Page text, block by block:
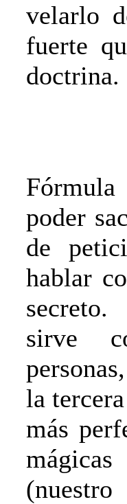
velarlo
fuerte
doctrina.
poder
de
hablar
secreto.
sirve
la
más